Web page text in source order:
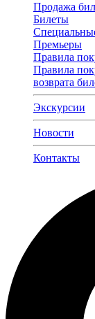
Продажа
Билеты
Премьеры
Правила
Правила
возврата
Экскурсии
Новости
Контакты